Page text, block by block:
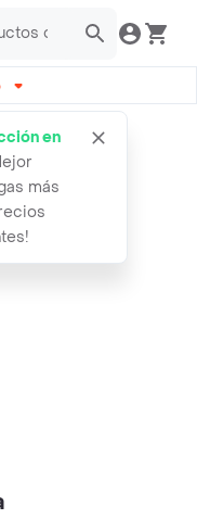
en
más